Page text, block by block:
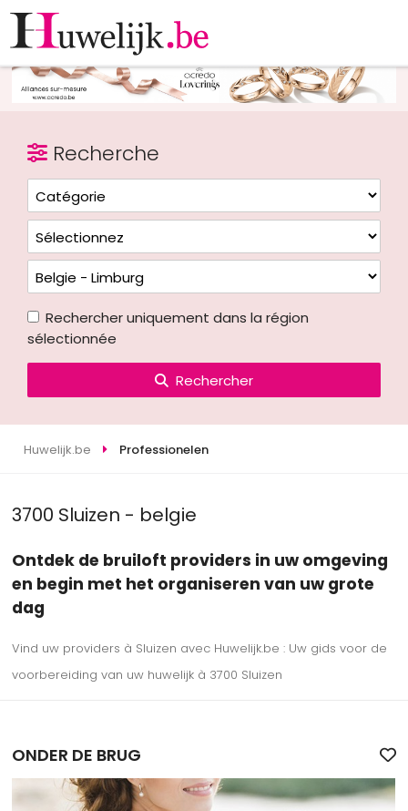
Recherche
Rechercher uniquement dans la région
sélectionnée
Rechercher
Huwelijk.be Professionelen
3700 Sluizen - belgie
Ontdek de bruiloft providers in uw omgeving
en begin met het organiseren van uw grote
dag
Vind uw providers à Sluizen avec Huwelijk.be : Uw gids voor de
voorbereiding van uw huwelijk à 3700 Sluizen
ONDER DE BRUG